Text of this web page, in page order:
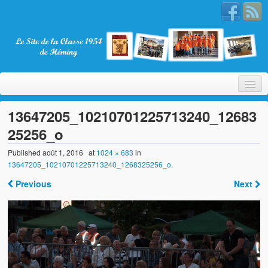
Bienvenue
La Classe 1954
Les membres
Nos partenaires
13647205_10210701225713240_12683
25256_o
Publishedaoût 1, 2016 at 1024 × 683 in
13647205_10210701225713240_1268325256_o.
Previous Next